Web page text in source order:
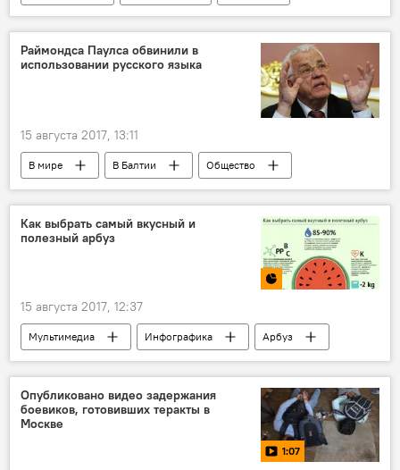
Мали
операция MINUSMA
военные
Раймондса Паулса обвинили в
использовании русского языка
15 августа 2017, 13:11
В мире В Балтии
Общество
Латвия
Раймонд Паулс
Центр государственного языка
русский язык
Как выбрать самый вкусный и
полезный арбуз
15 августа 2017, 12:37
Мультимедиа Инфографика
Арбуз
здоровый образ жизни
Опубликовано видео задержания
боевиков, готовивших теракты в
Москве
1:07